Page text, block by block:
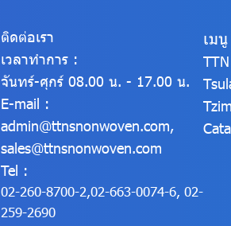
ติดต่อเรา
เวลาทำการ :
จันทร์-ศุกร์ 08.00 น. - 17.00 น.
E-mail :
admin@ttnsnonwoven.com,
sales@ttnsnonwoven.com
Tel :
02-260-8700-2,02-663-0074-6, 02-
259-2690
เมนู
TTN